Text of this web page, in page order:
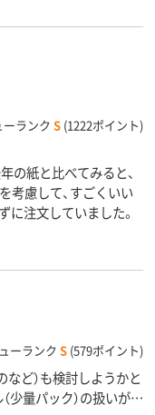
ーランク S (1222ポイント)
の紙と比べてみると、
考慮して、すごくいい
に注文していました。
ーランク S (579ポイント)
ど）も検討しようかと
少量パック）の扱いがあ